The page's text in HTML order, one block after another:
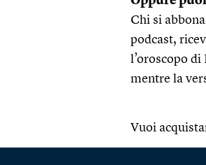
Chi si
podcast,
l’oroscopo
mentre la
Vuoi